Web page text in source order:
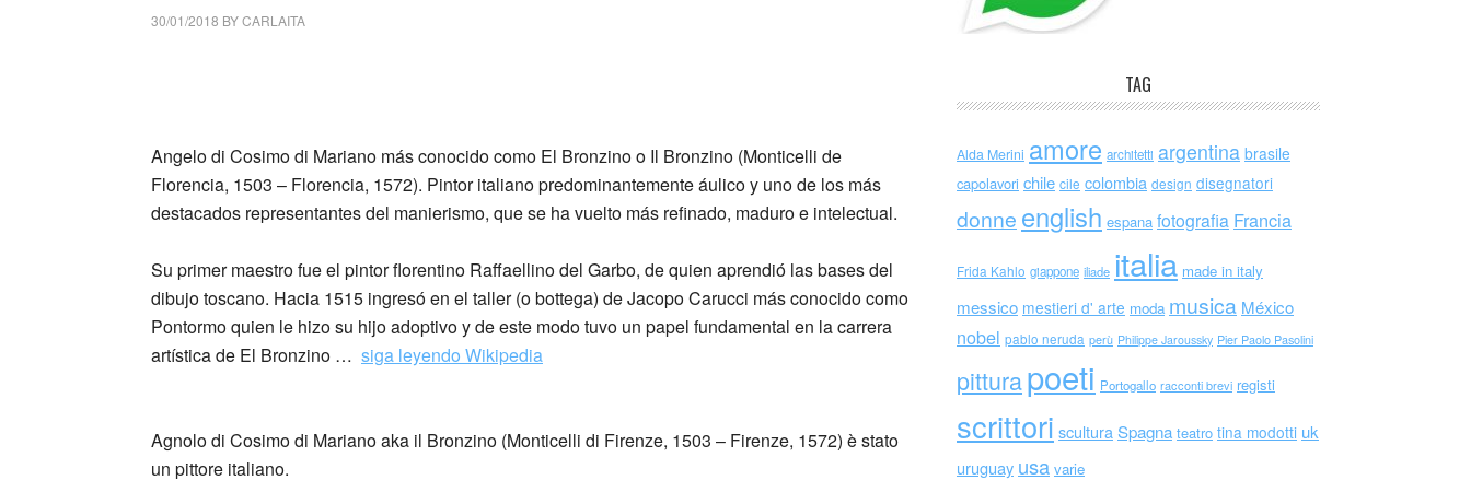
30/01/2018 BYCARLAITA
Angelo di Cosimo di Mariano más conocido como El Bronzino o Il Bronzino (Monticelli de
Florencia, 1503 – Florencia, 1572). Pintor italiano predominantemente áulico y uno de los más
destacados representantes del manierismo, que se ha vuelto más refinado, maduro e intelectual.
Su primer maestro fue el pintor florentino Raffaellino del Garbo, de quien aprendió las bases del
dibujo toscano. Hacia 1515 ingresó en el taller (o bottega) de Jacopo Carucci más conocido como
Pontormo quien le hizo su hijo adoptivo y de este modo tuvo un papel fundamental en la carrera
artística de El Bronzino … siga leyendo Wikipedia
Agnolo di Cosimo di Mariano aka il Bronzino (Monticelli di Firenze, 1503 – Firenze, 1572) è stato
un pittore italiano.
TAG
Alda Merini amore architetti argentina brasile
capolavori chile cile colombia design disegnatori
donne english espana fotografia Francia
Frida Kahlo giappone iliade italia made in italy
messico mestieri d' arte moda musica México
nobel pablo neruda perù Philippe Jaroussky Pier Paolo Pasolini
pitturapoeti Portogallo racconti brevi registi
scrittori scultura Spagna teatro tina modotti uk
uruguay usa varie